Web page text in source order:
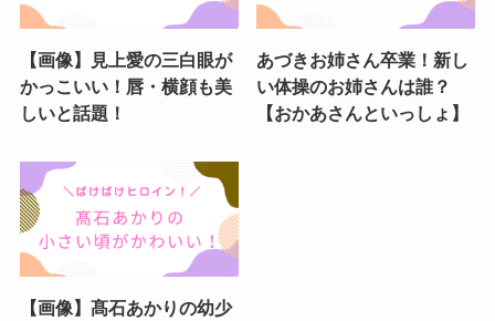
【画像】見上愛の三白眼が
かっこいい！唇・横顔も美
しいと話題！
あづきお姉さん卒業！新し
い体操のお姉さんは誰？
【おかあさんといっしょ】
【画像】髙石あかりの幼少